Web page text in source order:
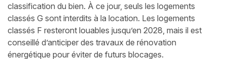
classification du bien. À ce jour, seuls les logements
classés G sont interdits à la location. Les logements
classés F resteront louables jusqu’en 2028, mais il est
conseillé d’anticiper des travaux de rénovation
énergétique pour éviter de futurs blocages.